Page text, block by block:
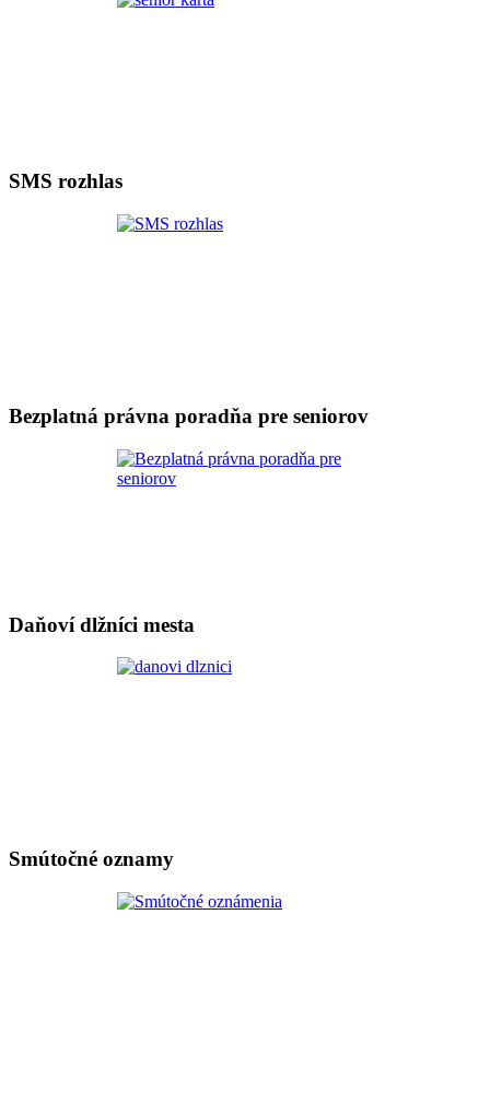
SMS rozhlas
Bezplatná právna poradňa pre seniorov
Daňoví dlžníci mesta
Smútočné oznamy